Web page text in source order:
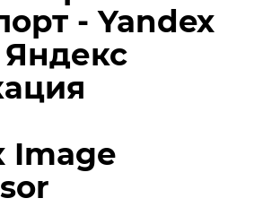
- Yandex
Яндекс
Image